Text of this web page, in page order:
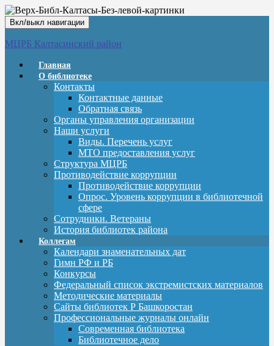
Вкл/выкл навигации
МЦРБ Калтасинский район
Главная
О библиотеке
Контакты
Контактные данные
Обратная связь
Органы управления организации
Наши услуги
Виды. Перечень услуг
МТО предоставления услуг
Структура МЦРБ
Противодействие коррупции
Противодействие коррупции
Опрос. Уровень коррупции в библиотечной
сфере
Сотрудники. Ветераны
История библиотек района
Коллегам
Календари знаменательных дат
Гимн РФ и РБ
Конкурсы
Федеральный список экстремистских материалов
Методические материалы
Сайты библиотек Р Башкоростан
Профессиональные журналы онлайн
Современная библиотека
Библиотечное дело